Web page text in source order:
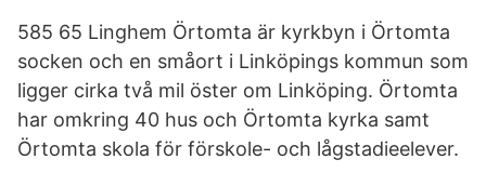
585 65 Linghem Örtomta är kyrkbyn i Örtomta
socken och en småort i Linköpings kommun som
ligger cirka två mil öster om Linköping. Örtomta
har omkring 40 hus och Örtomta kyrka samt
Örtomta skola för förskole- och lågstadieelever.